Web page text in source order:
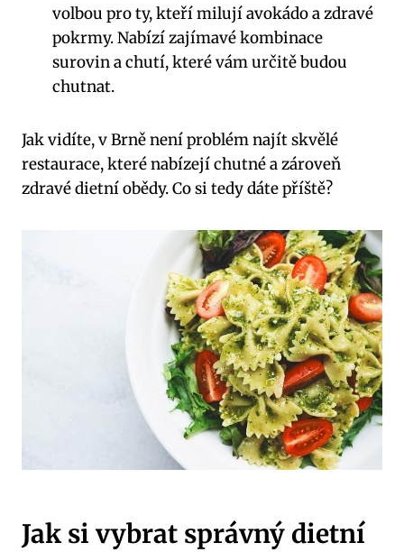
volbou pro​ ty, kteří milují avokádo a zdravé
⁤pokrmy. Nabízí ‍zajímavé kombinace‍
surovin a chutí, které vám ‌určitě budou​
chutnat.
Jak vidíte, v Brně⁢ není problém najít skvělé
restaurace, které nabízejí chutné a‍ zároveň
zdravé⁣ dietní‌ obědy. Co si tedy dáte příště?
Jak si vybrat správný dietní